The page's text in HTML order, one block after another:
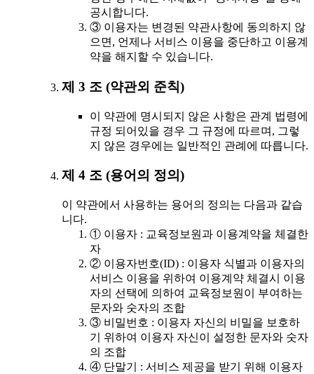
공시합니다.
③ 이용자는 변경된 약관사항에 동의하지 않
으면, 언제나 서비스 이용을 중단하고 이용계
약을 해지할 수 있습니다.
제 3 조 (약관외 준칙)
이 약관에 명시되지 않은 사항은 관계 법령에
규정 되어있을 경우 그 규정에 따르며, 그렇
지 않은 경우에는 일반적인 관례에 따릅니다.
제 4 조 (용어의 정의)
이 약관에서 사용하는 용어의 정의는 다음과 같습
니다.
① 이용자 : 교육정보원과 이용계약을 체결한
자
② 이용자번호(ID) : 이용자 식별과 이용자의
서비스 이용을 위하여 이용계약 체결시 이용
자의 선택에 의하여 교육정보원이 부여하는
문자와 숫자의 조합
③ 비밀번호 : 이용자 자신의 비밀을 보호하
기 위하여 이용자 자신이 설정한 문자와 숫자
의 조합
④ 단말기 : 서비스 제공을 받기 위해 이용자